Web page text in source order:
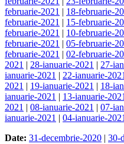
februarie-2021 | 18-februarie-
februarie-2021 | 15-februarie-
februarie-2021 | 10-februarie-
februarie-2021 | 05-februarie-
februarie-2021 | 02-februarie-
2021 | 28-ianuarie-2021 | 27-
ianuarie-2021 | 22-ianuarie-2021
2021 | 19-ianuarie-2021 | 18-
ianuarie-2021 | 13-ianuarie-2021
2021 | 08-ianuarie-2021 | 07-
ianuarie-2021 | 04-ianuarie-2021
Date: 31-decembrie-2020 | 30-